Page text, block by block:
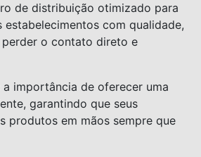
de distribuição otimizado para
estabelecimentos com qualidade,
perder o contato direto e
a importância de oferecer uma
garantindo que seus
produtos em mãos sempre que